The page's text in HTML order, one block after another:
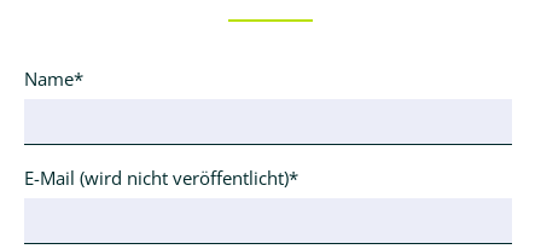
Pflichtfeld
Name*
Pflichtfeld
E-Mail (wird nicht veröffentlicht)*